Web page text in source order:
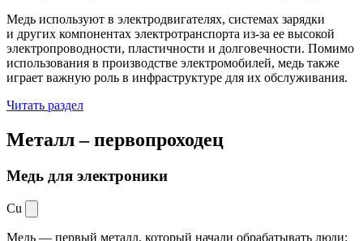
Медь используют в электродвигателях, системах зарядки
и других компонентах электротранспорта из-за ее высокой
электропроводности, пластичности и долговечности. Помимо
использования в производстве электромобилей, медь также
играет важную роль в инфраструктуре для их обслуживания.
Читать раздел
Металл –первопроходец
Медь для электроники
Cu
Медь — первый металл, который начали обрабатывать люди: